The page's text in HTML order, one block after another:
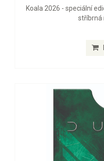
Koala 2026 - speciální
stříbrná